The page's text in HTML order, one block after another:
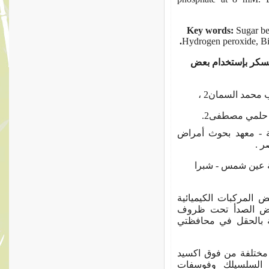
Key words: Sugar
Hydrogen peroxide,
.
بإستخدام بعض
- معهد بحوث أمراض
.
عين شمس - شبرا
الكيميائية
الصدأ تحت ظروف
بالحقل في محافظتي
مختلفة من فوق اكسيد
و 1%) وحامض السلسيلك وفوسفات